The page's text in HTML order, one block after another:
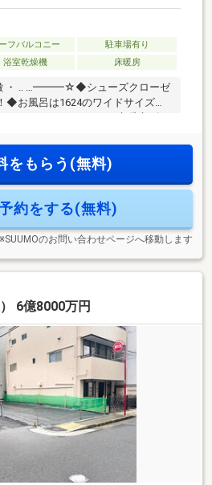
フバルコニー
駐車場有り
浴室乾燥機 床暖房
・ ‥ …━━━☆◆シューズクローゼ
◆お風呂は1624のワイドサイズ
パー、コンビニ、公園等、生活環
確認ください！☆━━━…‥ ・ ━☆━
をもらう(無料)
約をする(無料)
※SUUMOのお問い合わせページへ移動します
6億8000万円